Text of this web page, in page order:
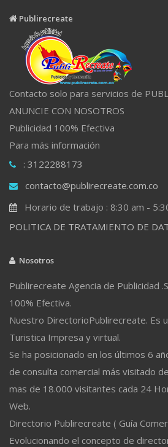
Publirecreate
Contacto solo para servicios de
ANUNCIE CON NOSOTROS
Publicidad 100% Efectiva
Para más información
: 3122288173
contacto@publirecreate.com.co
Horario de trabajo : 8:30 am -
POLITICA DE TRATAMIENTO DE
Nosotros
Publirecreate Agencia de Publicidad
100% Efectiva.
Nuestro DirectorioPublirecreate. Es
Turistica Impresa y virtual.
Se ha posicionado en los últimos 6
de consulta comercial más visitado
mas de 18.000 visitantes cada 24
Web.
Directorio Publirecreate ( Guía
Evolucionando el concepto de